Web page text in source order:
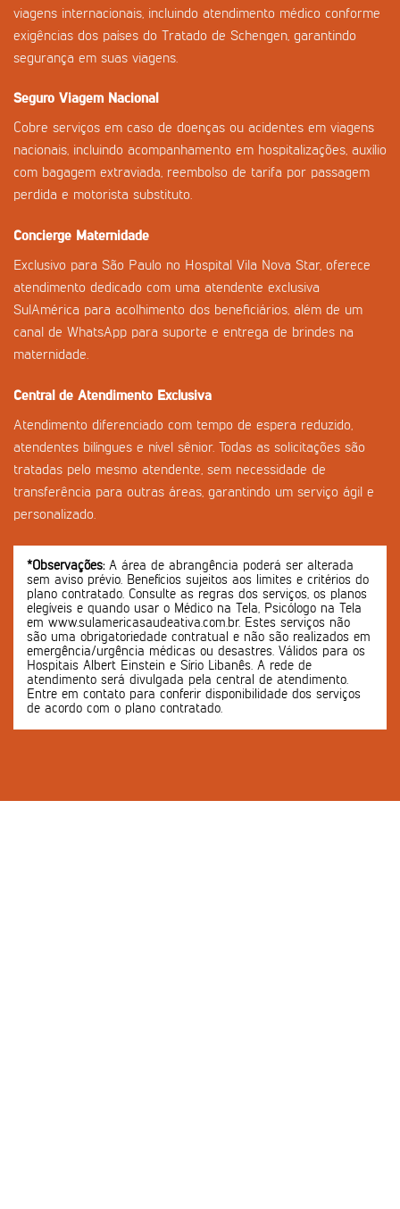
viagens internacionais, incluindo atendimento médico conforme
exigências dos países do Tratado de Schengen, garantindo
segurança em suas viagens.
Seguro Viagem Nacional
Cobre serviços em caso de doenças ou acidentes em viagens
nacionais, incluindo acompanhamento em hospitalizações, auxílio
com bagagem extraviada, reembolso de tarifa por passagem
perdida e motorista substituto.
Concierge Maternidade
Exclusivo para São Paulo no Hospital Vila Nova Star, oferece
atendimento dedicado com uma atendente exclusiva
SulAmérica para acolhimento dos beneficiários, além de um
canal de WhatsApp para suporte e entrega de brindes na
maternidade.
Central de Atendimento Exclusiva
Atendimento diferenciado com tempo de espera reduzido,
atendentes bilíngues e nível sênior. Todas as solicitações são
tratadas pelo mesmo atendente, sem necessidade de
transferência para outras áreas, garantindo um serviço ágil e
personalizado.
*Observações:A área de abrangência poderá ser alterada
sem aviso prévio. Benefícios sujeitos aos limites e critérios do
plano contratado. Consulte as regras dos serviços, os planos
elegíveis e quando usar o Médico na Tela, Psicólogo na Tela
em www.sulamericasaudeativa.com.br. Estes serviços não
são uma obrigatoriedade contratual e não são realizados em
emergência/urgência médicas ou desastres. Válidos para os
Hospitais Albert Einstein e Sírio Libanês. A rede de
atendimento será divulgada pela central de atendimento.
Entre em contato para conferir disponibilidade dos serviços
de acordo com o plano contratado.